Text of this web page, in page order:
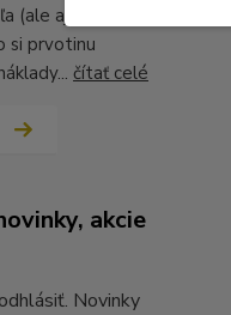
(ale aj to má
si prvotinu
čítať celé
akcie
Novinky